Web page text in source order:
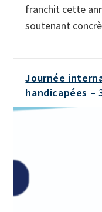
franchit cette
soutenant
Journée
handicapées –